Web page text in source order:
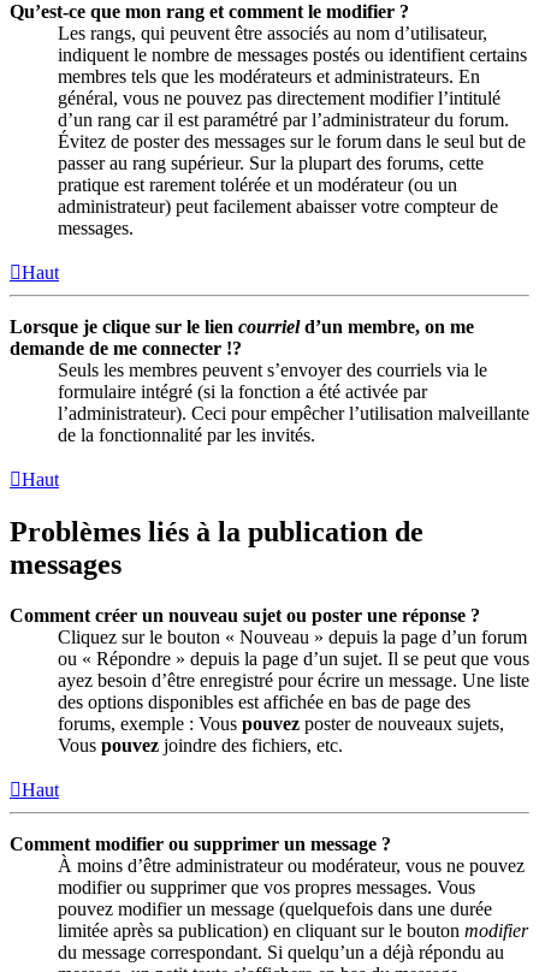
Qu’est-ce que mon rang et comment le modifier ?
Les rangs, qui peuvent être associés au nom d’utilisateur,
indiquent le nombre de messages postés ou identifient certains
membres tels que les modérateurs et administrateurs. En
général, vous ne pouvez pas directement modifier l’intitulé
d’un rang car il est paramétré par l’administrateur du forum.
Évitez de poster des messages sur le forum dans le seul but de
passer au rang supérieur. Sur la plupart des forums, cette
pratique est rarement tolérée et un modérateur (ou un
administrateur) peut facilement abaisser votre compteur de
messages.
Haut
Lorsque je clique sur le lien courrield’un membre, on me
demande de me connecter !?
Seuls les membres peuvent s’envoyer des courriels via le
formulaire intégré (si la fonction a été activée par
l’administrateur). Ceci pour empêcher l’utilisation malveillante
de la fonctionnalité par les invités.
Haut
Problèmes liés à la publication de
messages
Comment créer un nouveau sujet ou poster une réponse ?
Cliquez sur le bouton « Nouveau » depuis la page d’un forum
ou « Répondre » depuis la page d’un sujet. Il se peut que vous
ayez besoin d’être enregistré pour écrire un message. Une liste
des options disponibles est affichée en bas de page des
forums, exemple : Vous pouvez poster de nouveaux sujets,
Vous pouvez joindre des fichiers, etc.
Haut
Comment modifier ou supprimer un message ?
À moins d’être administrateur ou modérateur, vous ne pouvez
modifier ou supprimer que vos propres messages. Vous
pouvez modifier un message (quelquefois dans une durée
limitée après sa publication) en cliquant sur le bouton modifier
du message correspondant. Si quelqu’un a déjà répondu au